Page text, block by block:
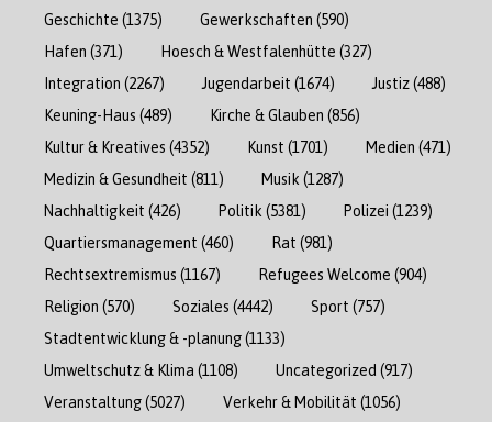
Geschichte (1375) Gewerkschaften (590)
Hafen (371) Hoesch & Westfalenhütte (327)
Integration (2267) Jugendarbeit (1674) Justiz(488)
Keuning-Haus (489) Kirche & Glauben (856)
Kultur & Kreatives (4352) Kunst (1701) Medien (471)
Medizin & Gesundheit (811) Musik (1287)
Nachhaltigkeit (426) Politik (5381) Polizei (1239)
Quartiersmanagement (460) Rat (981)
Rechtsextremismus (1167) Refugees Welcome (904)
Religion (570) Soziales (4442) Sport (757)
Stadtentwicklung & -planung(1133)
Umweltschutz & Klima (1108) Uncategorized (917)
Veranstaltung(5027) Verkehr & Mobilität (1056)